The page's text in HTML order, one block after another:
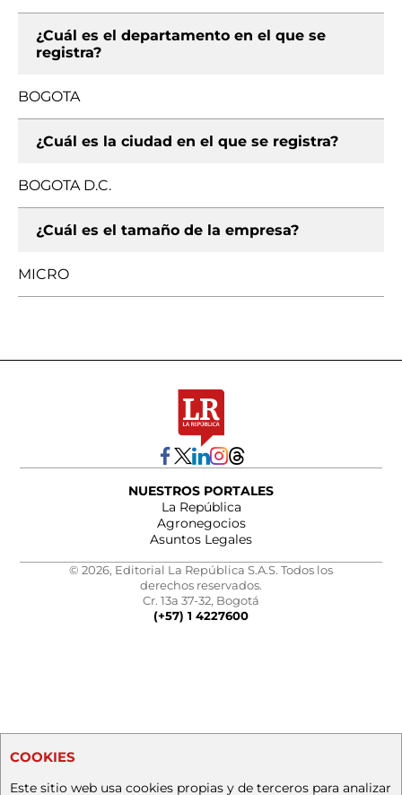
¿Cuál es el departamento en el que se
registra?
BOGOTA
¿Cuál es la ciudad en el que se registra?
BOGOTA D.C.
¿Cuál es el tamaño de la empresa?
MICRO
NUESTROS PORTALES
La República
Agronegocios
Asuntos Legales
© 2026, Editorial La República S.A.S. Todos los
derechos reservados.
Cr. 13a 37-32, Bogotá
(+57) 1 4227600
COOKIES
Este sitio web usa cookies propias y de terceros para analizar